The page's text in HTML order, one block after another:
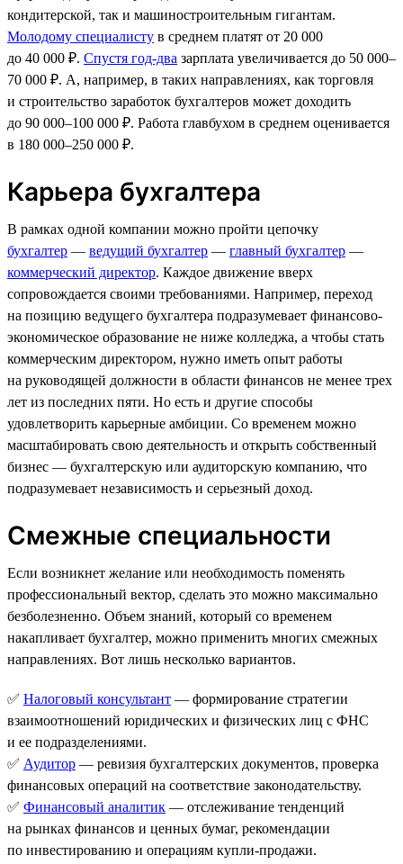
кондитерской, так и машиностроительным гигантам.
Молодому специалисту в среднем платят от 20 000
до 40 000 ₽. Спустя год-два зарплата увеличивается до 50 000–
70 000 ₽. А, например, в таких направлениях, как торговля
и строительство заработок бухгалтеров может доходить
до 90 000–100 000 ₽. Работа главбухом в среднем оценивается
в 180 000–250 000 ₽.
Карьера бухгалтера
В рамках одной компании можно пройти цепочку
бухгалтер — ведущий бухгалтер — главный бухгалтер —
коммерческий директор. Каждое движение вверх
сопровождается своими требованиями. Например, переход
на позицию ведущего бухгалтера подразумевает финансово-
экономическое образование не ниже колледжа, а чтобы стать
коммерческим директором, нужно иметь опыт работы
на руководящей должности в области финансов не менее трех
лет из последних пяти. Но есть и другие способы
удовлетворить карьерные амбиции. Со временем можно
масштабировать свою деятельность и открыть собственный
бизнес — бухгалтерскую или аудиторскую компанию, что
подразумевает независимость и серьезный доход.
Смежные специальности
Если возникнет желание или необходимость поменять
профессиональный вектор, сделать это можно максимально
безболезненно. Объем знаний, который со временем
накапливает бухгалтер, можно применить многих смежных
направлениях. Вот лишь несколько вариантов.
✅ Налоговый консультант — формирование стратегии
взаимоотношений юридических и физических лиц с ФНС
и ее подразделениями.
✅ Аудитор — ревизия бухгалтерских документов, проверка
финансовых операций на соответствие законодательству.
✅ Финансовый аналитик — отслеживание тенденций
на рынках финансов и ценных бумаг, рекомендации
по инвестированию и операциям купли-продажи.